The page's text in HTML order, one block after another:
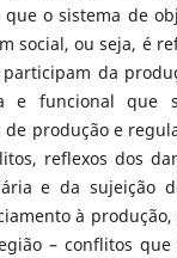
o sistema de
social, ou seja, é
da
e funcional que
produção e
reflexos dos
e da sujeição
à
– conflitos que